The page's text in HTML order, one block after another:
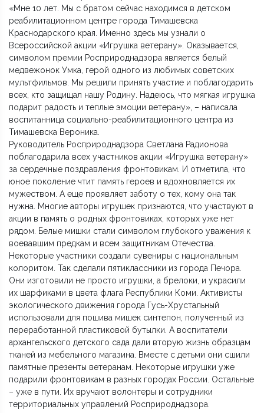
«Мне 10 лет. Мы с братом сейчас находимся в детском
реабилитационном центре города Тимашевска
Краснодарского края. Именно здесь мы узнали о
Всероссийской акции «Игрушка ветерану». Оказывается,
символом премии Росприроднадзора является белый
медвежонок Умка, герой одного из любимых советских
мультфильмов. Мы решили принять участие и поблагодарить
всех, кто защищал нашу Родину. Надеюсь, что мягкая игрушка
подарит радость и теплые эмоции ветерану», – написала
воспитанница социально-реабилитационного центра из
Тимашевска Вероника.
Руководитель Росприроднадзора Светлана Радионова
поблагодарила всех участников акции «Игрушка ветерану»
за сердечные поздравления фронтовикам. И отметила, что
юное поколение чтит память героев и вдохновляется их
мужеством. А еще проявляет заботу о тех, кому она так
нужна. Многие авторы игрушек признаются, что участвуют в
акции в память о родных фронтовиках, которых уже нет
рядом. Белые мишки стали символом глубокого уважения к
воевавшим предкам и всем защитникам Отечества.
Некоторые участники создали сувениры с национальным
колоритом. Так сделали пятиклассники из города Печора.
Они изготовили не просто игрушки, а брелоки, и украсили
их шарфиками в цвета флага Республики Коми. Активисты
экологического движения города Гусь-Хрустальный
использовали для пошива мишек синтепон, полученный из
переработанной пластиковой бутылки. А воспитатели
архангельского детского сада дали вторую жизнь образцам
тканей из мебельного магазина. Вместе с детьми они сшили
памятные презенты ветеранам. Некоторые игрушки уже
подарили фронтовикам в разных городах России. Остальные
– уже в пути. Их вручают волонтеры и сотрудники
территориальных управлений Росприроднадзора.